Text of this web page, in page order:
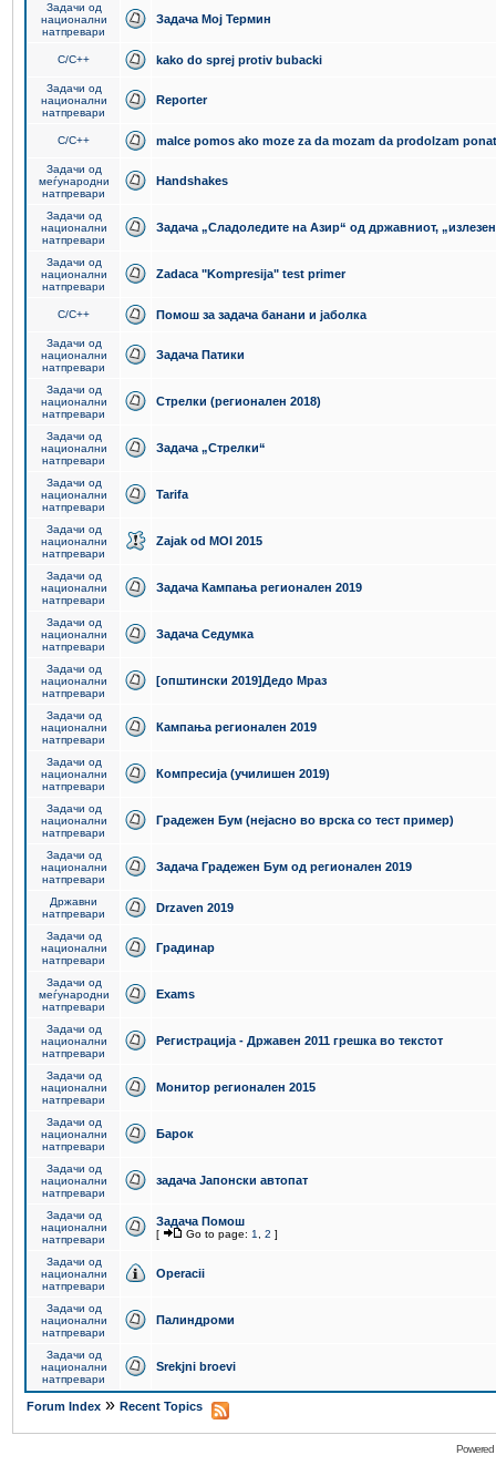
Задачи од
национални
натпревари
Задача Мој Термин
C/C++ kako do sprej protiv bubacki
Задачи од
национални
натпревари
Reporter
C/C++ malce pomos ako moze za da mozam da prodolzam
Задачи од
меѓународни
натпревари
Handshakes
Задачи од
национални
натпревари
Задача „Сладоледите на Азир“ од државниот,
Задачи од
национални
натпревари
Zadaca "Kompresija" test primer
C/C++ Помош за задача банани и јаболка
Задачи од
национални
натпревари
Задача Патики
Задачи од
национални
натпревари
Стрелки (регионален 2018)
Задачи од
национални
натпревари
Задача „Стрелки“
Задачи од
национални
натпревари
Tarifa
Задачи од
национални
натпревари
Zajak od MOI 2015
Задачи од
национални
натпревари
Задача Кампања регионален 2019
Задачи од
национални
натпревари
Задача Седумка
Задачи од
национални
натпревари
[општински 2019]Дедо Мраз
Задачи од
национални
натпревари
Кампања регионален 2019
Задачи од
национални
натпревари
Компресија (училишен 2019)
Задачи од
национални
натпревари
Градежен Бум (нејасно во врска со тест пример)
Задачи од
национални
натпревари
Задача Градежен Бум од регионален 2019
Државни
натпревари
Drzaven 2019
Задачи од
национални
натпревари
Градинар
Задачи од
меѓународни
натпревари
Exams
Задачи од
национални
натпревари
Регистрација - Државен 2011 грешка во текстот
Задачи од
национални
натпревари
Монитор регионален 2015
Задачи од
национални
натпревари
Барок
Задачи од
национални
натпревари
задача Јапонски автопат
Задачи од
национални
натпревари
Задача Помош
[ Go to page: 1 2 ]
Задачи од
национални
натпревари
Operacii
Задачи од
национални
натпревари
Палиндроми
Задачи од
национални
натпревари
Srekjni broevi
Forum Index » Recent Topics